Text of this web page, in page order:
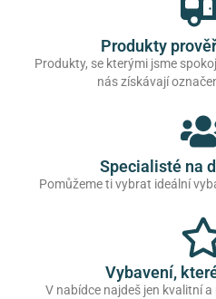
Produkty
Produkty, se kterými jsme
nás získávají
Specialisté na
Pomůžeme ti vybrat ideální
Vybavení,
V nabídce najdeš jen kvalitní